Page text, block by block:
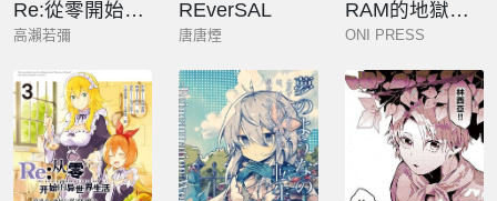
Re:從零開始的異世界生活 第五章 水之都市與英雄的詩篇
高瀨若彌
REverSAL
唐唐煙
RAM的地獄之旅
ONI PRESS